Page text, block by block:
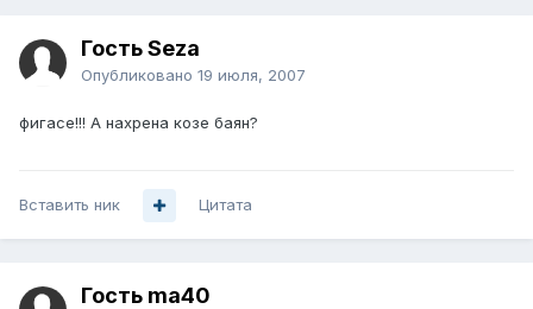
Гость Seza
Опубликовано 19 июля, 2007
фигасе!!! А нахрена козе баян?
Вставить ник Цитата
Гость ma40